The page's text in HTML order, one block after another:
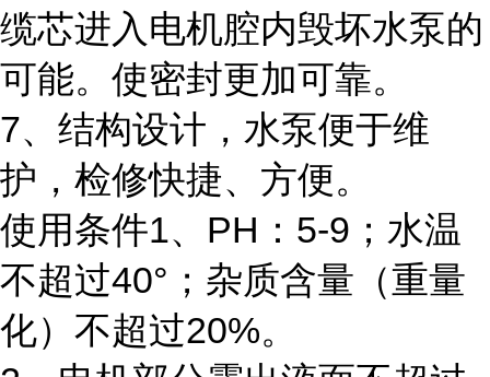
缆芯进入电机腔内毁坏水泵的
可能。使密封更加可靠。
7、结构设计，水泵便于维
护，检修快捷、方便。
使用条件1、PH：5-9；水温
不超过40°；杂质含量（重量
化）不超过20%。